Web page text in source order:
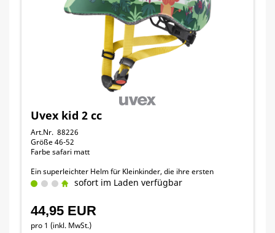
Uvex kid 2 cc
Art.Nr. 88226
Größe 46-52
Farbe safari matt
Ein superleichter Helm für Kleinkinder, die ihre ersten
Fahrversuche machen.sofort im Laden verfügbar
44,95 EUR
pro 1 (inkl. MwSt.)